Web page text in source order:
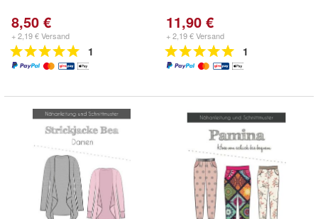
8,50 €
+ 2,19 € Versand
1
11,90 €
+ 2,19 € Versand
1